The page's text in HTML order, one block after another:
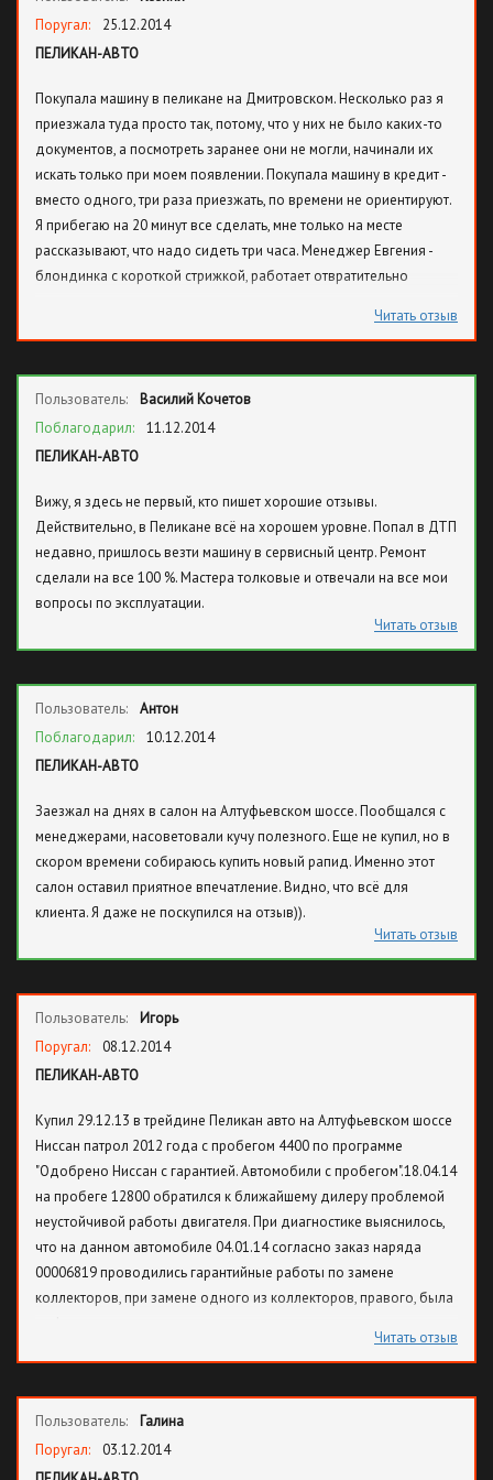
Поругал:
25.12.2014
ПЕЛИКАН-АВТО
Покупала машину в пеликане на Дмитровском. Несколько раз я
приезжала туда просто так, потому, что у них не было каких-то
документов, а посмотреть заранее они не могли, начинали их
искать только при моем появлении. Покупала машину в кредит -
вместо одного, три раза приезжать, по времени не ориентируют.
Я прибегаю на 20 минут все сделать, мне только на месте
рассказывают, что надо сидеть три часа. Менеджер Евгения -
блондинка с короткой стрижкой, работает отвратительно
оказывается, что нет смысла ехать. Постоянно отвлекается.
никогда никому не посоветую к ним соваться.
Читать отзыв
Пользователь:
Василий Кочетов
Поблагодарил:
11.12.2014
ПЕЛИКАН-АВТО
Вижу, я здесь не первый, кто пишет хорошие отзывы.
Действительно, в Пеликане всё на хорошем уровне. Попал в ДТП
недавно, пришлось везти машину в сервисный центр. Ремонт
сделали на все 100 %. Мастера толковые и отвечали на все мои
вопросы по эксплуатации.
Читать отзыв
Пользователь:
Антон
Поблагодарил:
10.12.2014
ПЕЛИКАН-АВТО
Заезжал на днях в салон на Алтуфьевском шоссе. Пообщался с
менеджерами, насоветовали кучу полезного. Еще не купил, но в
скором времени собираюсь купить новый рапид. Именно этот
салон оставил приятное впечатление. Видно, что всё для
клиента. Я даже не поскупился на отзыв)).
Читать отзыв
Пользователь:
Игорь
Поругал:
08.12.2014
ПЕЛИКАН-АВТО
Купил 29.12.13 в трейдине Пеликан авто на Алтуфьевском шоссе
Ниссан патрол 2012 года с пробегом 4400 по программе
"Одобрено Ниссан с гарантией. Автомобили с пробегом".18.04.14
на пробеге 12800 обратился к ближайшему дилеру проблемой
неустойчивой работы двигателя. При диагностике выяснилось,
что на данном автомобиле 04.01.14 согласно заказ наряда
00006819 проводились гарантийные работы по замене
коллекторов, при замене одного из коллекторов, правого, была
двигатель попала грязь, что привело к загрязнению клапанов
при пробеге 15300 вылетел коленвал, пробило блок цилиндров.
Замена двигателя стоит 900000 рублей. Официальным дилером
СК-моторс г. Ноябрьска была проведена экспертиза, в
результате которой было выяснено, что помимо
Читать отзыв
Пользователь:
Галина
Поругал:
03.12.2014